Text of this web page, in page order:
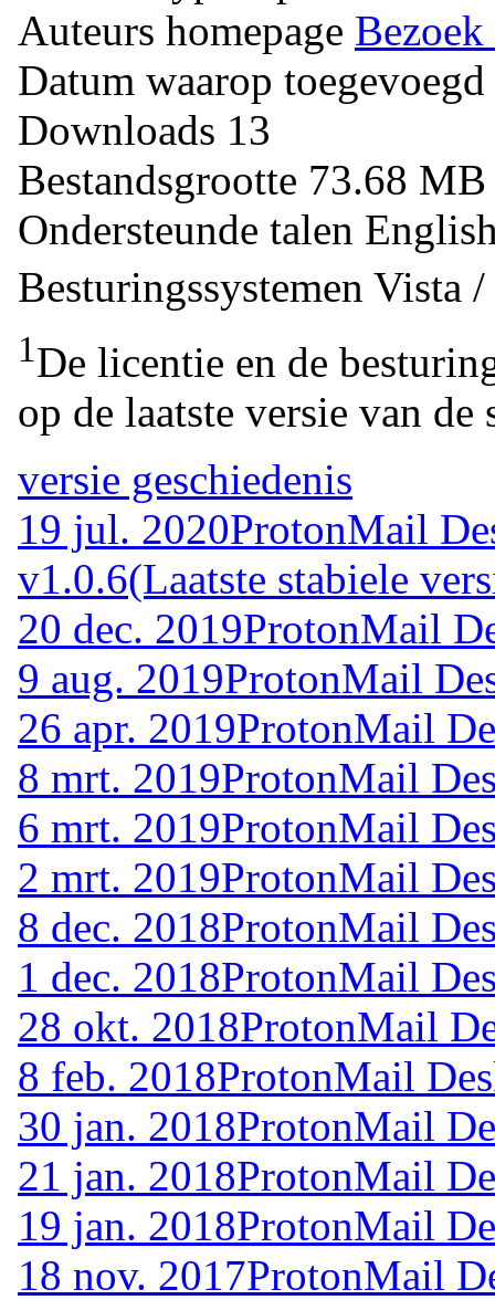
Auteurs homepage
Datum waarop toegevoegd
Downloads 13
Bestandsgrootte 73.68
Ondersteunde talen
Besturingssystemen Vista
1De licentie en de
op de laatste versie van de
versie geschiedenis
19 jul. 2020ProtonMail
v1.0.6(Laatste stabiele
20 dec. 2019ProtonMail
9 aug. 2019ProtonMail
26 apr. 2019ProtonMail
8 mrt. 2019ProtonMail
6 mrt. 2019ProtonMail
2 mrt. 2019ProtonMail
8 dec. 2018ProtonMail
1 dec. 2018ProtonMail
28 okt. 2018ProtonMail
8 feb. 2018ProtonMail
30 jan. 2018ProtonMail
21 jan. 2018ProtonMail
19 jan. 2018ProtonMail
18 nov. 2017ProtonMail